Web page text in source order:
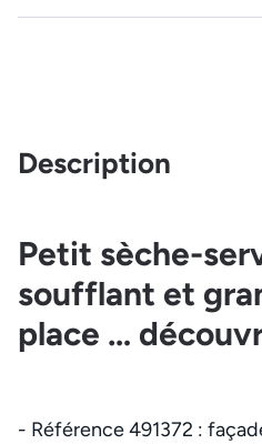
Description
Petit sèche-
soufflant et
place …
- Référence 491372 :